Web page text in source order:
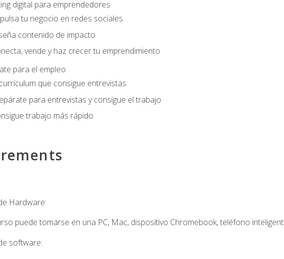
digital para emprendedores
tu negocio en redes sociales
contenido de impacto
vende y haz crecer tu emprendimiento
para el empleo
que consigue entrevistas
para entrevistas y consigue el trabajo
trabajo más rápido
Hardware:
puede tomarse en una PC, Mac, dispositivo Chromebook, teléfono
software: